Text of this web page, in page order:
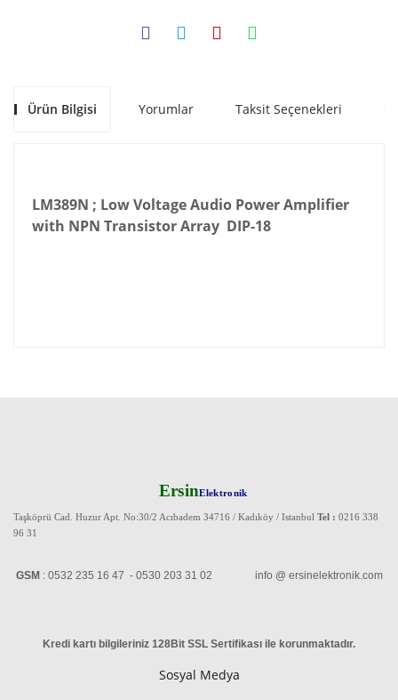
Ürün Bilgisi Yorumlar Taksit Seçenekleri
LM389N ; Low Voltage Audio Power Amplifier
with NPN Transistor Array DIP-18
ErsinElektronik
Taşköprü Cad. Huzur Apt. No:30/2 Acıbadem 34716 / Kadıköy / Istanbul Tel : 0216 338
96 31
GSM : 0532 235 16 47 - 0530 203 31 02 info @ ersinelektronik.com
Kredi kartı bilgileriniz 128Bit SSL Sertifikası ile korunmaktadır.
Sosyal Medya